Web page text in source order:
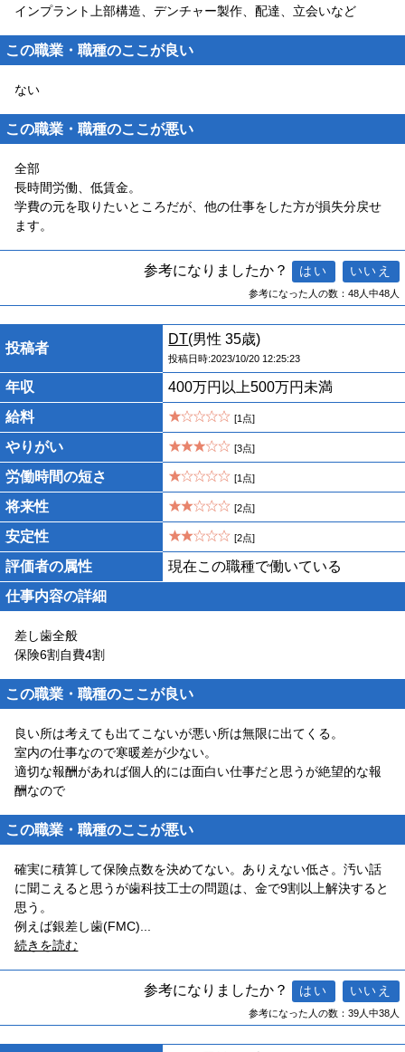
インプラント上部構造、デンチャー製作、配達、立会いなど
この職業・職種のここが良い
ない
この職業・職種のここが悪い
全部
長時間労働、低賃金。
学費の元を取りたいところだが、他の仕事をした方が損失分戻せ
ます。
参考になりましたか？
参考になった人の数：48人中48人
投稿者
DT(男性 35歳)
投稿日時:2023/10/20 12:25:23
年収
400万円以上500万円未満
給料
[1点]
やりがい [3点]
労働時間の短さ [1点]
将来性 [2点]
安定性 [2点]
評価者の属性
現在この職種で働いている
仕事内容の詳細
差し歯全般
保険6割自費4割
この職業・職種のここが良い
良い所は考えても出てこないが悪い所は無限に出てくる。
室内の仕事なので寒暖差が少ない。
適切な報酬があれば個人的には面白い仕事だと思うが絶望的な報
酬なので
この職業・職種のここが悪い
確実に積算して保険点数を決めてない。ありえない低さ。汚い話
に聞こえると思うが歯科技工士の問題は、金で9割以上解決すると
思う。
例えば銀差し歯(FMC)
続きを読む
参考になりましたか？
参考になった人の数：39人中38人